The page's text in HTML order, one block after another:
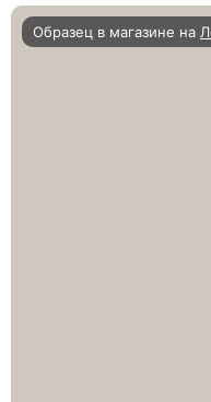
Образец в магазине на